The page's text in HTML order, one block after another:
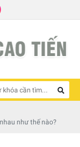
như thế nào?